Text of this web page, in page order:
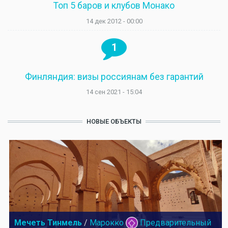
Топ 5 баров и клубов Монако
14 дек 2012 - 00:00
1
Финляндия: визы россиянам без гарантий
14 сен 2021 - 15:04
НОВЫЕ ОБЪЕКТЫ
Мечеть Тинмель / Марокко
Предварительный